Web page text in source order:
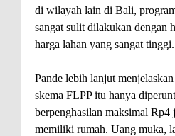
di wilayah lain di Bali,
sangat sulit dilakukan dengan
harga lahan yang sangat tinggi.
Pande lebih lanjut
skema FLPP itu hanya
berpenghasilan maksimal Rp4
memiliki rumah. Uang muka,